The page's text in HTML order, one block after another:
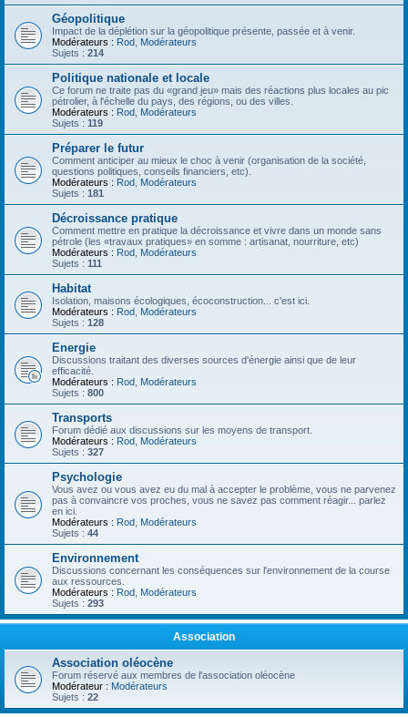
Géopolitique
Impact de la déplétion sur la géopolitique présente, passée et à venir.
Modérateurs : Rod Modérateurs
Sujets : 214
Politique nationale et locale
Ce forum ne traite pas du «grand jeu» mais des réactions plus locales au pic
pétrolier, à l'échelle du pays, des régions, ou des villes.
Modérateurs : Rod Modérateurs
Sujets : 119
Préparer le futur
Comment anticiper au mieux le choc à venir (organisation de la société,
questions politiques, conseils financiers, etc).
Modérateurs : Rod Modérateurs
Sujets : 181
Décroissance pratique
Comment mettre en pratique la décroissance et vivre dans un monde sans
pétrole (les «travaux pratiques» en somme : artisanat, nourriture, etc)
Modérateurs : Rod Modérateurs
Sujets : 111
Habitat
Isolation, maisons écologiques, écoconstruction... c'est ici.
Modérateurs : Rod Modérateurs
Sujets : 128
Energie
Discussions traitant des diverses sources d'énergie ainsi que de leur
efficacité.
Modérateurs : Rod Modérateurs
Sujets : 800
Transports
Forum dédié aux discussions sur les moyens de transport.
Modérateurs : Rod Modérateurs
Sujets : 327
Psychologie
Vous avez ou vous avez eu du mal à accepter le problème, vous ne parvenez
pas à convaincre vos proches, vous ne savez pas comment réagir... parlez
en ici.
Modérateurs : Rod Modérateurs
Sujets : 44
Environnement
Discussions concernant les conséquences sur l'environnement de la course
aux ressources.
Modérateurs : Rod Modérateurs
Sujets : 293
Association
Association oléocène
Forum réservé aux membres de l'association oléocène
Modérateur : Modérateurs
Sujets : 22